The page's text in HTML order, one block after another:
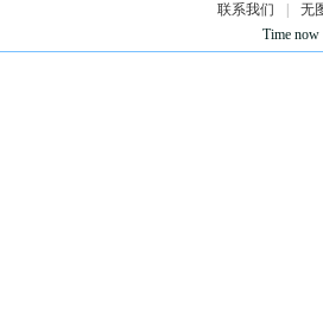
联系我们
无
Time now